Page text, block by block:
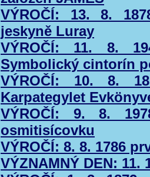
VÝROČÍ: 13. 8.
jeskyně Luray
VÝROČÍ: 11. 8.
Symbolický cintorín
VÝROČÍ: 10. 8.
Karpategylet
VÝROČÍ: 9. 8.
osmitisícovku
VÝROČÍ: 8. 8. 1786
VÝZNAMNÝ DEN: